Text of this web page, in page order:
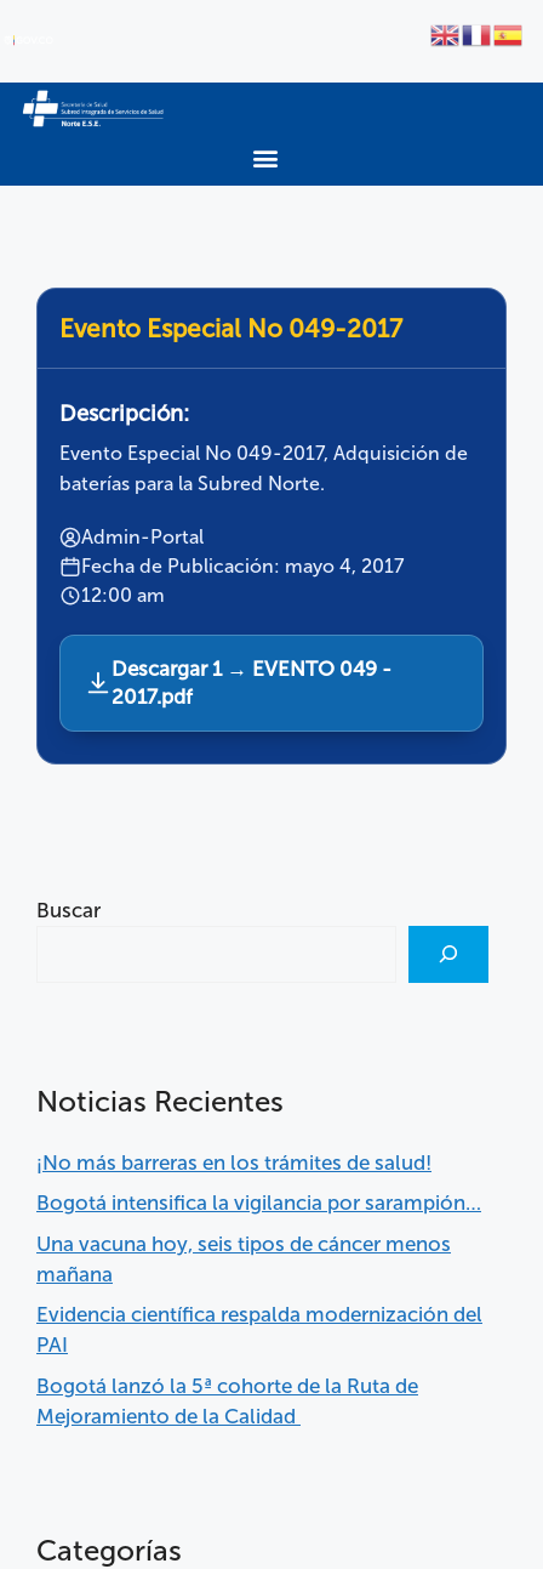
Evento Especial No 049-2017
Descripción:
Evento Especial No 049-2017, Adquisición de
baterías para la Subred Norte.
Admin-Portal
Fecha de Publicación: mayo 4, 2017
12:00 am
Descargar 1 → EVENTO 049 -
2017.pdf
Buscar
Noticias Recientes
¡No más barreras en los trámites de salud!
Bogotá intensifica la vigilancia por sarampión…
Una vacuna hoy, seis tipos de cáncer menos
mañana
Evidencia científica respalda modernización del
PAI
Bogotá lanzó la 5ª cohorte de la Ruta de
Mejoramiento de la Calidad
Categorías